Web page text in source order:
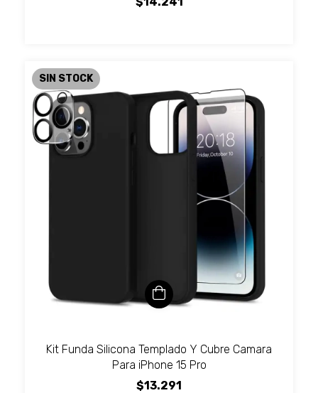
SIN STOCK
Kit Funda Silicona Templado Y Cubre Camara
Para iPhone 15 Pro
$13.291